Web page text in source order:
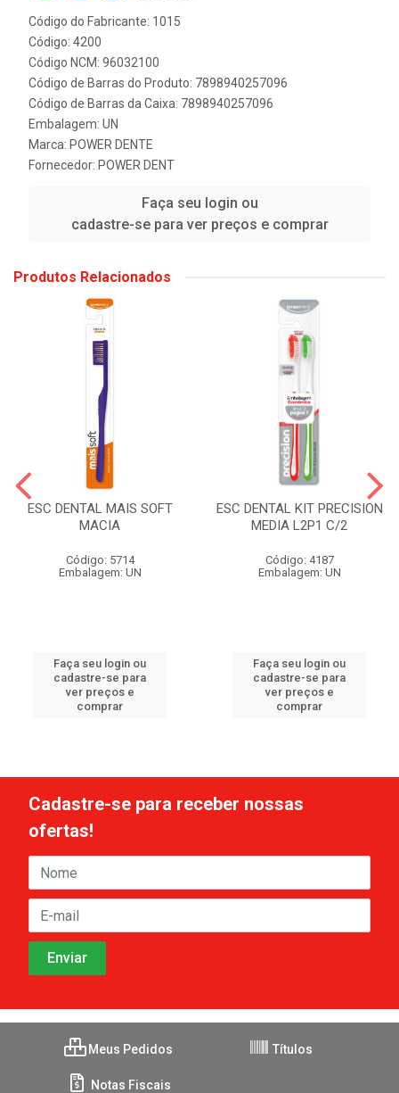
Código do Fabricante: 1015
Código: 4200
Código NCM: 96032100
Código de Barras do Produto: 7898940257096
Código de Barras da Caixa: 7898940257096
Embalagem: UN
Marca: POWER DENTE
Fornecedor: POWER DENT
Faça seu login ou
cadastre-se para ver preços e comprar
Produtos Relacionados
ESC DENTAL MAIS SOFT
MACIA
Código: 5714
Embalagem: UN
Faça seu login ou
cadastre-se para
ver preços e
comprar
ESC DENTAL KIT PRECISION
MEDIA L2P1 C/2
Código: 4187
Embalagem: UN
Faça seu login ou
cadastre-se para
ver preços e
comprar
Cadastre-se para receber nossas
ofertas!
Meus Pedidos Títulos
Notas Fiscais